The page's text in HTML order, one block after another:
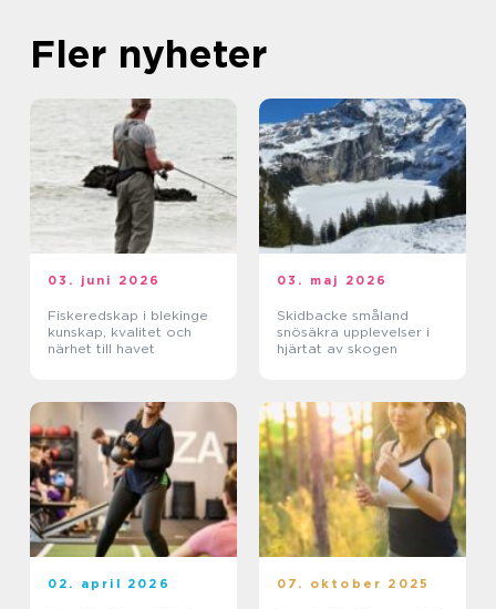
Fler nyheter
03. juni 2026
Fiskeredskap i blekinge
kunskap, kvalitet och
närhet till havet
03. maj 2026
Skidbacke småland
snösäkra upplevelser i
hjärtat av skogen
02. april 2026 07. oktober 2025